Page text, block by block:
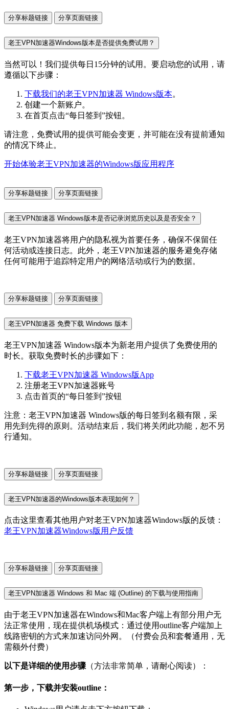
分享标题链接 分享页面链接
老王VPN加速器Windows版本是否提供免费试用？
当然可以！我们提供每日15分钟的试用。要启动您的试用，请
遵循以下步骤：
下载我们的老王VPN加速器 Windows版本。
创建一个新账户。
在首页点击“每日签到”按钮。
请注意，免费试用的提供可能会变更，并可能在没有提前通知
的情况下终止。
开始体验老王VPN加速器的Windows版应用程序
分享标题链接 分享页面链接
老王VPN加速器 Windows版本是否记录浏览历史以及是否安全？
老王VPN加速器将用户的隐私视为首要任务，确保不保留任
何活动或连接日志。此外，老王VPN加速器的服务避免存储
任何可能用于追踪特定用户的网络活动或行为的数据。
分享标题链接 分享页面链接
老王VPN加速器 免费下载 Windows 版本
老王VPN加速器 Windows版本为新老用户提供了免费使用的
时长。获取免费时长的步骤如下：
下载老王VPN加速器 Windows版App
注册老王VPN加速器账号
点击首页的“每日签到”按钮
注意：老王VPN加速器 Windows版的每日签到名额有限，采
用先到先得的原则。活动结束后，我们将关闭此功能，恕不另
行通知。
分享标题链接 分享页面链接
老王VPN加速器的Windows版本表现如何？
点击这里查看其他用户对老王VPN加速器Windows版的反馈：
老王VPN加速器Windows版用户反馈
分享标题链接 分享页面链接
老王VPN加速器 Windows 和 Mac 端 (Outline) 的下载与使用指南
由于老王VPN加速器在Windows和Mac客户端上有部分用户无
法正常使用，现在提供机场模式：通过使用outline客户端加上
线路密钥的方式来加速访问外网。（付费会员和套餐通用，无
需额外付费）
以下是详细的使用步骤 （方法非常简单，请耐心阅读）：
第一步，下载并安装outline：